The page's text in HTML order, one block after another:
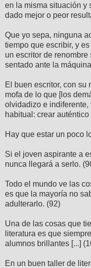
en la misma situación y
dado mejor o peor
Que yo sepa, ninguna
tiempo que escribir, y
un escritor de
sentado ante la
El buen escritor, con su
mofa de lo que [los
olvidadizo e
habitual: crear auténtico
Hay que estar un poco
Si el joven aspirante a
nunca llegará a serlo.
Todo el mundo ve las
es que la mayoría no
adulterarlo. (92)
Una de las cosas que
literatura es que
alumnos brillantes [...]
En un buen taller de